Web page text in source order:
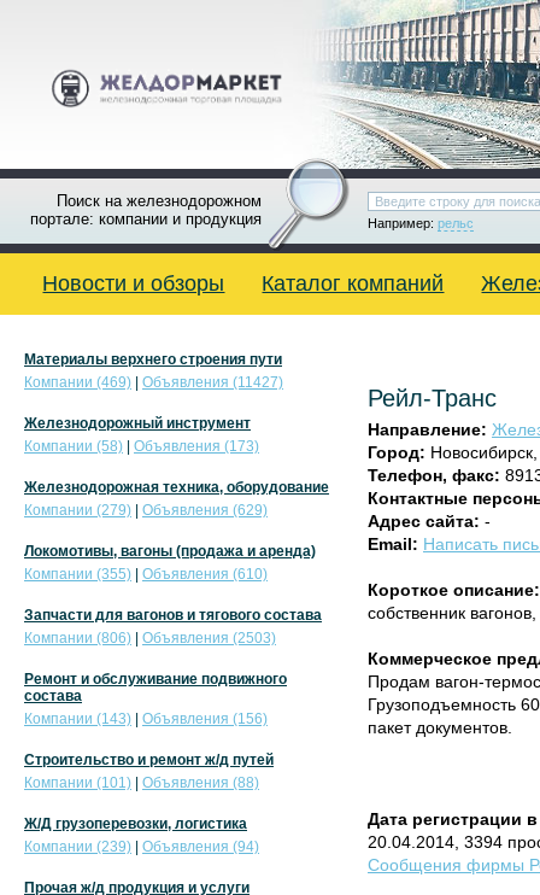
Поиск на железнодорожном
портале: компании и продукция
Например: рельс
Новости и обзоры Каталог компаний
Рейл-Транс
Направление:
Город:
Телефон, факс:
Контактные
Адрес сайта: -
Email: Написать
Короткое описание:
собственник
Коммерческое
Продам вагон-
Грузоподъемность
пакет документов.
Дата регистрации в
20.04.2014, 3394
Сообщения фирмы
Материалы верхнего строения пути
Компании (469)
Объявления (11427)
Железнодорожный инструмент
Компании (58)
Объявления (173)
Железнодорожная техника, оборудование
Компании (279)
Объявления (629)
Локомотивы, вагоны (продажа и аренда)
Компании (355)
Объявления (610)
Запчасти для вагонов и тягового состава
Компании (806)
Объявления (2503)
Ремонт и обслуживание подвижного
состава
Компании (143)
Объявления (156)
Строительство и ремонт ж/д путей
Компании (101)
Объявления (88)
Ж/Д грузоперевозки, логистика
Компании (239)
Объявления (94)
Прочая ж/д продукция и услуги